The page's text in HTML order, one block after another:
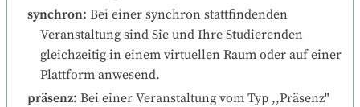
synchron: Bei einer synchron stattfindenden
Veranstaltung sind Sie und Ihre Studierenden
gleichzeitig in einem virtuellen Raum oder auf einer
Plattform anwesend.
präsenz: Bei einer Veranstaltung vom Typ ,,Präsenz"